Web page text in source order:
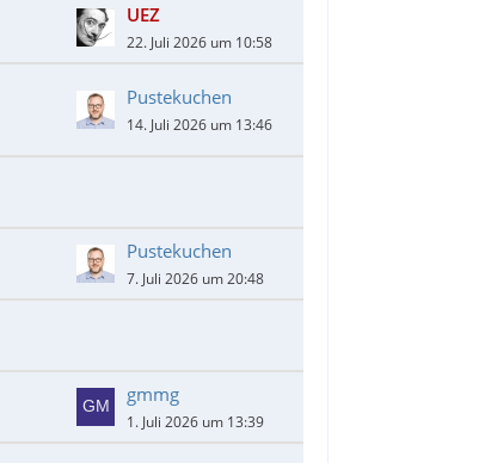
UEZ
22. Juli 2026 um 10:58
Pustekuchen
14. Juli 2026 um 13:46
Pustekuchen
7. Juli 2026 um 20:48
gmmg
1. Juli 2026 um 13:39